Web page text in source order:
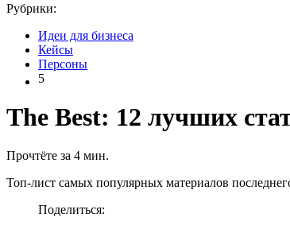
Рубрики:
Идеи для бизнеса
Кейсы
Персоны
5
The Best: 12 лучших
Прочтёте за 4 мин.
Топ-лист самых популярных материалов
Поделиться: